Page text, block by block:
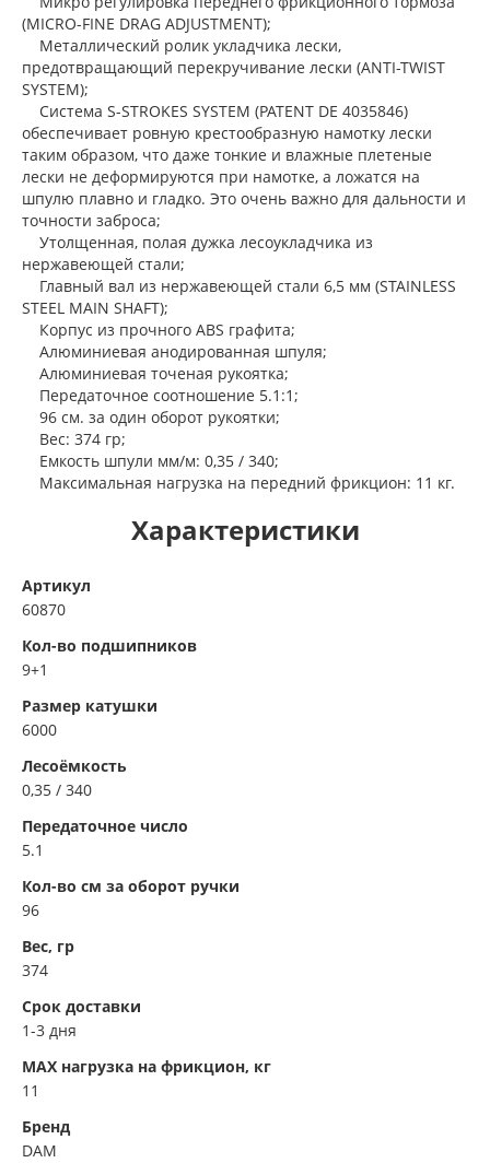
(MICRO-FINE DRAG ADJUSTMENT);
Металлический ролик укладчика лески,
предотвращающий перекручивание лески (ANTI-TWIST
SYSTEM);
Система S-STROKES SYSTEM (PATENT DE 4035846)
обеспечивает ровную крестообразную намотку лески
таким образом, что даже тонкие и влажные плетеные
лески не деформируются при намотке, а ложатся на
шпулю плавно и гладко. Это очень важно для дальности и
точности заброса;
Утолщенная, полая дужка лесоукладчика из
нержавеющей стали;
Главный вал из нержавеющей стали 6,5 мм (STAINLESS
STEEL MAIN SHAFT);
Корпус из прочного ABS графита;
Алюминиевая анодированная шпуля;
Алюминиевая точеная рукоятка;
Передаточное соотношение 5.1:1;
96 см. за один оборот рукоятки;
Вес: 374 гр;
Емкость шпули мм/м: 0,35 / 340;
Максимальная нагрузка на передний фрикцион: 11 кг.
Характеристики
Артикул
60870
Кол-во подшипников
9+1
Размер катушки
6000
Лесоёмкость
0,35 / 340
Передаточное число
5.1
Кол-во см за оборот ручки
96
Вес, гр
374
Срок доставки
1-3 дня
MAX нагрузка на фрикцион, кг
11
Бренд
DAM